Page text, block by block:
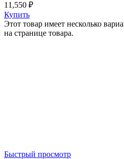
11,550 ₽
Купить
Этот товар имеет несколько
на странице товара.
Быстрый просмотр